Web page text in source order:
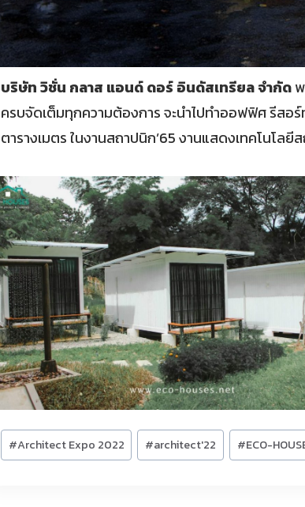
บริษัท วิชั่น กลาส แอนด์ ดอร์ อินดัสเทรียล จำกัด
ครบจัดเต็มทุกความต้องการ จะนำไปทำออฟฟิศ รีสอ
ตารางเมตร ในงานสถาปนิก’65 งานแสดงเทคโนโ
Post
Tags:
#Architect Expo 2022 #architect'22 #ECO-